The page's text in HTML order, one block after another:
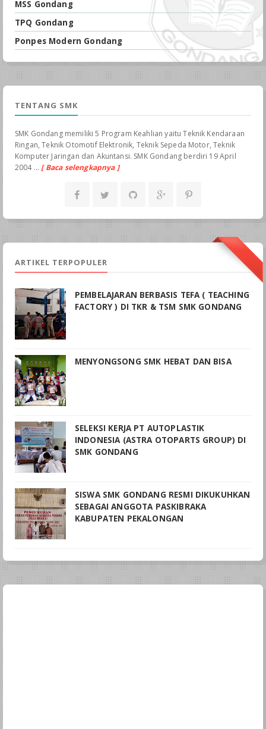
MSS Gondang
TPQ Gondang
Ponpes Modern Gondang
TENTANG SMK
SMK Gondang memiliki 5 Program Keahlian yaitu Teknik Kendaraan
Ringan, Teknik Otomotif Elektronik, Teknik Sepeda Motor, Teknik
Komputer Jaringan dan Akuntansi. SMK Gondang berdiri 19 April
2004 ... [ Baca selengkapnya ]
ARTIKEL TERPOPULER
PEMBELAJARAN BERBASIS TEFA ( TEACHING
FACTORY ) DI TKR & TSM SMK GONDANG
MENYONGSONG SMK HEBAT DAN BISA
SELEKSI KERJA PT AUTOPLASTIK
INDONESIA (ASTRA OTOPARTS GROUP) DI
SMK GONDANG
SISWA SMK GONDANG RESMI DIKUKUHKAN
SEBAGAI ANGGOTA PASKIBRAKA
KABUPATEN PEKALONGAN